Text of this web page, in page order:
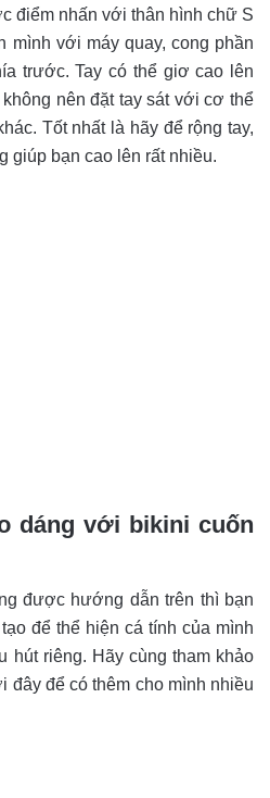
điểm nhấn với thân hình chữ S
mình với máy quay, cong phần
trước. Tay có thể giơ cao lên
nên đặt tay sát với cơ thể
Tốt nhất là hãy để rộng tay,
giúp bạn cao lên rất nhiều.
dáng với bikini cuốn
được hướng dẫn trên thì bạn
để thể hiện cá tính của mình
hút riêng. Hãy cùng tham khảo
đây để có thêm cho mình nhiều